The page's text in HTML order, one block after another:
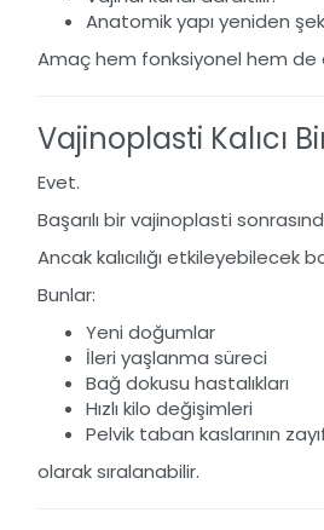
Anatomik yapı yeniden
Amaç hem fonksiyonel hem de
Vajinoplasti Kalıcı
Evet.
Başarılı bir vajinoplasti
Ancak kalıcılığı etkileyebilecek
Bunlar:
Yeni doğumlar
İleri yaşlanma süreci
Bağ dokusu hastalıkları
Hızlı kilo değişimleri
Pelvik taban kaslarının
olarak sıralanabilir.